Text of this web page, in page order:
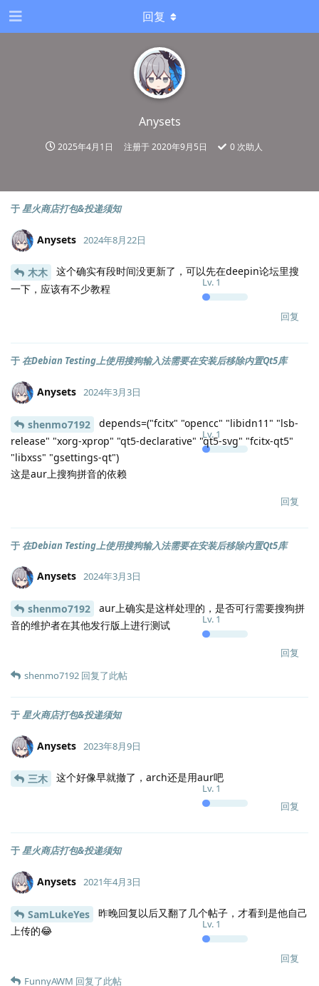
Anysets
2025年4月1日 注册于2020年9月5日 0 次助人
回复
于星火商店打包&投递须知
Anysets
Lv. 1
2024年8月22日
木木
这个确实有段时间没更新了，可以先在deepin论坛里搜
一下，应该有不少教程
回复
于在Debian Testing上使用搜狗输入法需要在安装后移除内置Qt5库
Anysets
Lv. 1
2024年3月3日
shenmo7192
depends=("fcitx" "opencc" "libidn11" "lsb-
release" "xorg-xprop" "qt5-declarative" "qt5-svg" "fcitx-qt5"
"libxss" "gsettings-qt")
这是aur上搜狗拼音的依赖
回复
于在Debian Testing上使用搜狗输入法需要在安装后移除内置Qt5库
Anysets
Lv. 1
2024年3月3日
shenmo7192
aur上确实是这样处理的，是否可行需要搜狗拼
音的维护者在其他发行版上进行测试
回复
shenmo7192 回复了此帖
于星火商店打包&投递须知
Anysets
Lv. 1
2023年8月9日
三木 这个好像早就撤了，arch还是用aur吧
回复
于星火商店打包&投递须知
Anysets
Lv. 1
2021年4月3日
SamLukeYes
昨晚回复以后又翻了几个帖子，才看到是他自己
上传的😂
回复
FunnyAWM 回复了此帖